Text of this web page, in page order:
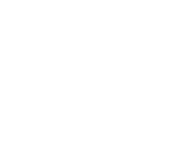
PU, Syarief Abdullah